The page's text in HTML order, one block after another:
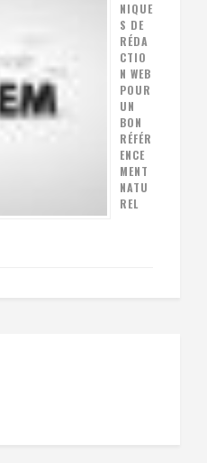
NIQUE
S DE
RÉDA
CTIO
N WEB
POUR
UN
BON
RÉFÉR
ENCE
MENT
NATU
REL